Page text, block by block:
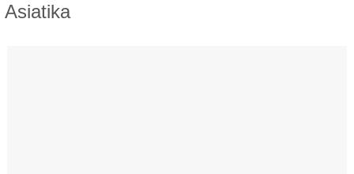
Asiatika